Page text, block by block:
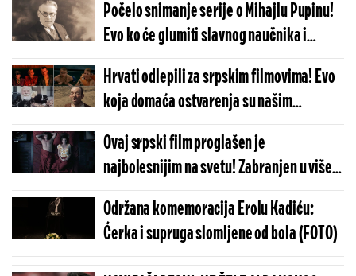
Počelo snimanje serije o Mihajlu Pupinu!
Evo ko će glumiti slavnog naučnika i
koliko miliona će projekat koštati (FOTO)
Hrvati odlepili za srpskim filmovima! Evo
koja domaća ostvarenja su našim
komšijama najbolja
Ovaj srpski film proglašen je
najbolesnijim na svetu! Zabranjen u više
od 40 zemalja zbog jezivih i odvratnih
scena (FOTO)
Održana komemoracija Erolu Kadiću:
Ćerka i supruga slomljene od bola (FOTO)